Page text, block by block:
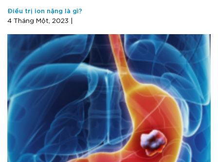
Điều trị ion nặng là gì?
4 Tháng Một, 2023 |